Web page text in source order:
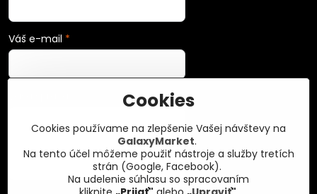
Váš e-mail *
Cookies
Cookies používame na zlepšenie Vašej návštevy na
GalaxyMarket.
Na tento účel môžeme použiť nástroje a služby tretích
strán (Google, Facebook).
Na udelenie súhlasu so spracovaním